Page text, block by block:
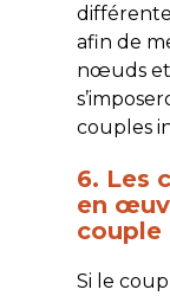
afin de
nœuds et
couples
6. Les
en
couple
Si le